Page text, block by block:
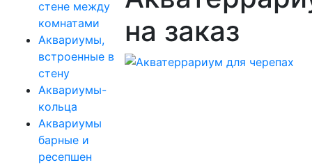
стене между
комнатами
Аквариумы,
встроенные в
стену
Аквариумы-
кольца
Аквариумы
барные и
ресепшен
на заказ